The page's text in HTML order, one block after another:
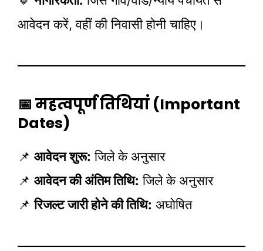
आवेदन करें, वहीं की निवासी होनी चाहिए।
📅 महत्वपूर्ण तिथियां (Important
Dates)
📌 आवेदन शुरू: जिले के अनुसार
📌 आवेदन की अंतिम तिथि: जिले के अनुसार
📌रिजल्ट जारी होने की तिथि: अघोषित